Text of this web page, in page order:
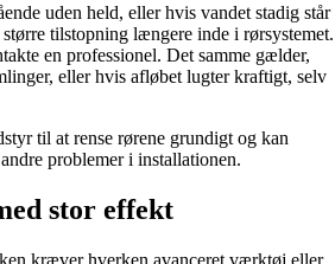
uden held, eller hvis vandet stadig står
tilstopning længere inde i rørsystemet.
en professionel. Det samme gælder,
eller hvis afløbet lugter kraftigt, selv
til at rense rørene grundigt og kan
problemer i installationen.
stor effekt
kræver hverken avanceret værktøj eller